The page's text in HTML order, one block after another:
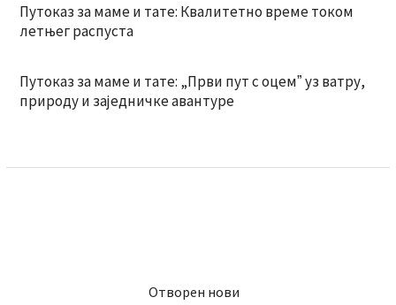
Путоказ за маме и тате: Квалитетно време током
летњег распуста
Путоказ за маме и тате: „Први пут с оцемˮ уз ватру,
природу и заједничке авантуре
Отворен нови